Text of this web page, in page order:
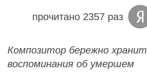
прочитано 2357 раз
Композитор бережно хранит
воспоминания об умершем